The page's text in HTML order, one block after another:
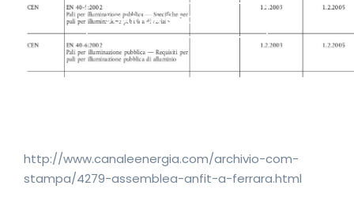
SCARICA DOCUMENTO
http://www.canaleenergia.com/archivio-com-
stampa/4279-assemblea-anfit-a-ferrara.html